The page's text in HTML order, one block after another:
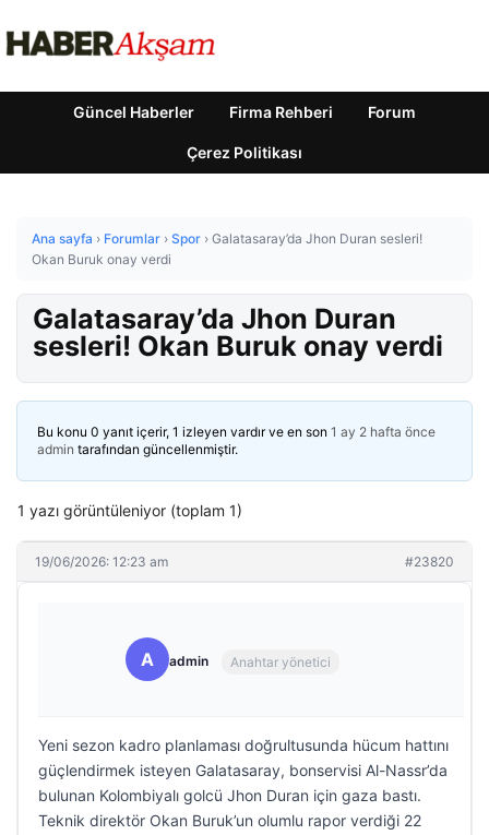
Güncel Haberler Firma Rehberi Forum
Çerez Politikası
Ana sayfa › Forumlar › Spor › Galatasaray’da Jhon Duran sesleri!
Okan Buruk onay verdi
Galatasaray’da Jhon Duran
sesleri! Okan Buruk onay verdi
Bu konu 0 yanıt içerir, 1 izleyen vardır ve en son 1 ay 2 hafta önce
admin tarafından güncellenmiştir.
1 yazı görüntüleniyor (toplam 1)
19/06/2026: 12:23 am #23820
A admin Anahtar yönetici
Yeni sezon kadro planlaması doğrultusunda hücum hattını
güçlendirmek isteyen Galatasaray, bonservisi Al-Nassr’da
bulunan Kolombiyalı golcü Jhon Duran için gaza bastı.
Teknik direktör Okan Buruk’un olumlu rapor verdiği 22